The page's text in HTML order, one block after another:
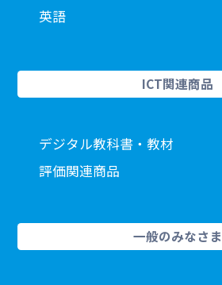
英語
ICT関連商品
デジタル教科書・教材
評価関連商品
一般のみなさま